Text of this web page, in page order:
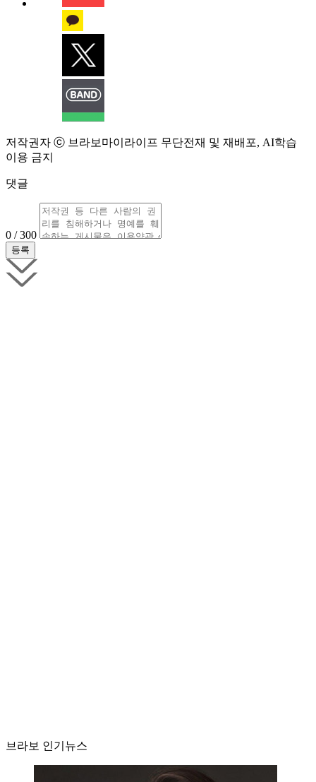
저작권자 ⓒ 브라보마이라이프 무단전재 및 재배포, AI학습
이용 금지
댓글
0 / 300
브라보 인기뉴스